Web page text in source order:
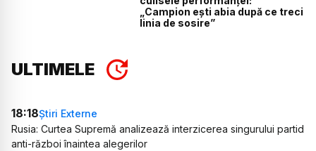
„Campion ești abia după ce treci
linia de sosire”
ULTIMELE
18:18Știri Externe
Rusia: Curtea Supremă analizează interzicerea singurului partid
anti-război înaintea alegerilor